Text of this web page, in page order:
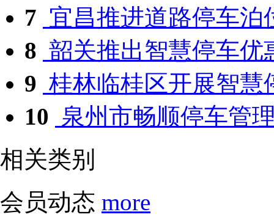
7 宜昌推进道路停车泊
8 韶关推出智慧停车优
9 桂林临桂区开展智慧
10 泉州市畅顺停车管
相关类别
会员动态 more